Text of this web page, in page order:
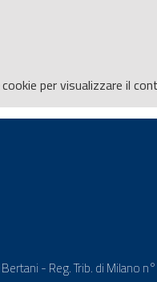
cookie per visualizzare il
- Reg. Trib. di Milano n°